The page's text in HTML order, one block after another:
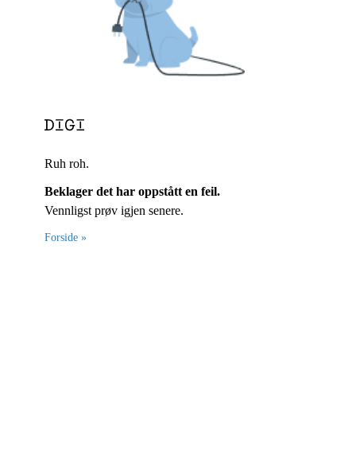
Ruh roh.
Beklager det har oppstått en feil.
Vennligst prøv igjen senere.
Forside »